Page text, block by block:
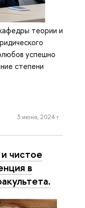
теории и
успешно
степени
3 июня, 2024 г.
чистое
в